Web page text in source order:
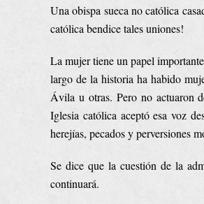
Una obispa sueca no católica
católica bendice tales uniones!
La mujer tiene un papel
largo de la historia ha habido
Ávila u otras. Pero no actuaron
Iglesia católica aceptó esa voz
herejías, pecados y perversiones
Se dice que la cuestión de la
continuará.